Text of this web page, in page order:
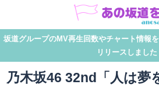
坂道グループのMV再生回数やチャート情報
リリースしました
乃木坂46 32nd「人は夢